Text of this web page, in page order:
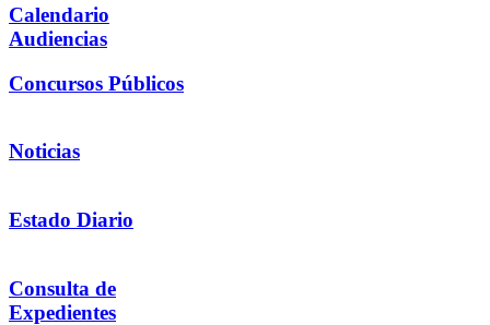
Calendario
Audiencias
Concursos Públicos
Noticias
Estado Diario
Consulta de
Expedientes